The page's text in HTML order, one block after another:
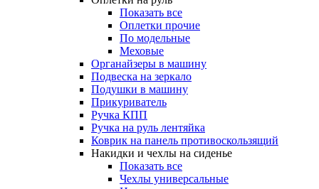
Показать все
Оплетки прочиe
По модельные
Меховые
Органайзеры в машину
Подвеска на зеркало
Подушки в машину
Прикуриватель
Ручка КПП
Ручка на руль лентяйка
Коврик на панель противоскользящий
Накидки и чехлы на сиденье
Показать все
Чехлы универсальные